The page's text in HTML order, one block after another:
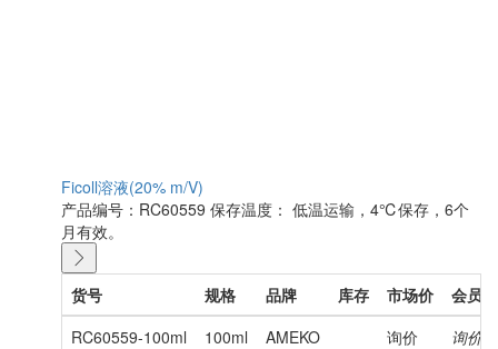
Ficoll溶液(20% m/V)
产品编号：RC60559 保存温度： 低温运输，4℃保存，6个
月有效。
货号 规格 品牌 库存 市场价
会员价
RC60559-100ml
100ml AMEKO 询价 询价